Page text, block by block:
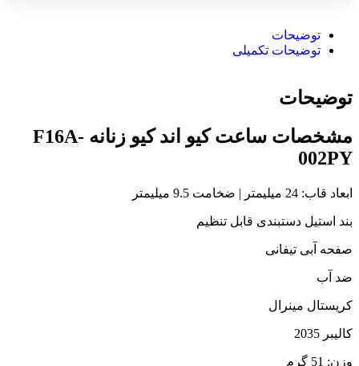
توضیحات
توضیحات تکمیلی
توضیحات
مشخصات ساعت کیو اند کیو زنانه F16A-
002PY
ابعاد قاب: 24 میلیمتر | ضخامت 9.5 میلیمتر
بند استیل دستبندی قابل تنظیم
صفحه آبی تیفانی
ضد آب
کریستال مینرال
کالیبر 2035
وزن: 51 گرم